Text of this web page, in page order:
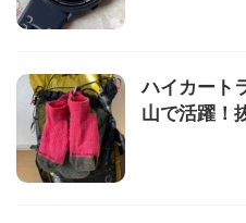
ハイカート
山で活躍！